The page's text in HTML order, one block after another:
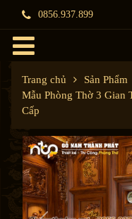
0856.937.899
Trang chủ Sản Phẩm
Mẫu Phòng Thờ 3 Gian
Cấp